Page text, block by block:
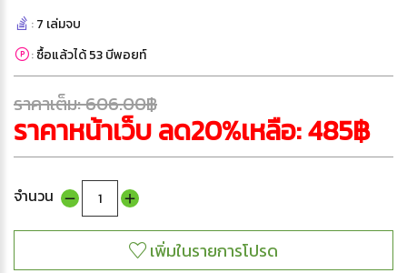
:7 เล่มจบ
:ซื้อแล้วได้ 53 บีพอยท์
ราคาเต็ม: 606.00฿
ราคาหน้าเว็บ ลด20%เหลือ: 485฿
จำนวน